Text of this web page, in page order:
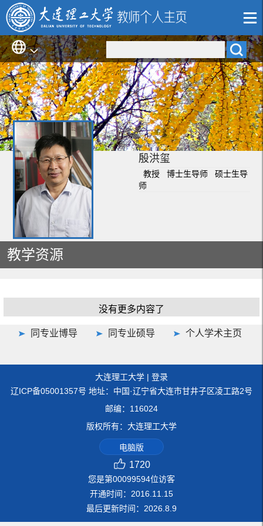
殷洪玺
教授 博士生导师 硕士生导
师
教学资源
没有更多内容了
同专业博导 同专业硕导 个人学术主页
大连理工大学 | 登录
辽ICP备05001357号 地址：中国·辽宁省大连市甘井子区凌工路2号
邮编：116024
版权所有：大连理工大学
电脑版
1720
您是第00099594位访客
开通时间： 2016 11 15
最后更新时间： 2026 8 9